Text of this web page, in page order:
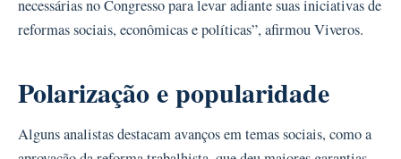
necessárias no Congresso para levar adiante suas iniciativas de
reformas sociais, econômicas e políticas”, afirmou Viveros.
Polarização e popularidade
Alguns analistas destacam avanços em temas sociais, como a